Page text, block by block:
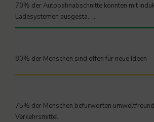
70% der Autobahnabschnitte könnten mit
Ladesystemen ausgesta.. …
80% der Menschen sind offen für neue Ideen
75% der Menschen befürworten
Verkehrsmittel